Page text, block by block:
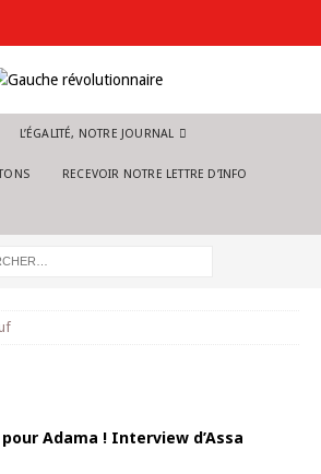
L’ÉGALITÉ, NOTRE JOURNAL
RECEVOIR NOTRE LETTRE D’INFO
Adama ! Interview d’Assa